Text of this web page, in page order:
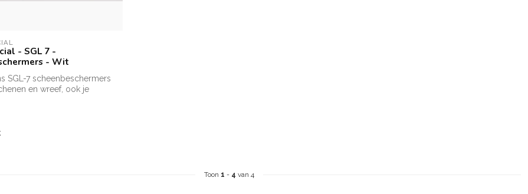
- SGL 7 -
- Wit
SGL-7 scheenbeschermers
en wreef, ook je
Toon 1 - 4 van 4